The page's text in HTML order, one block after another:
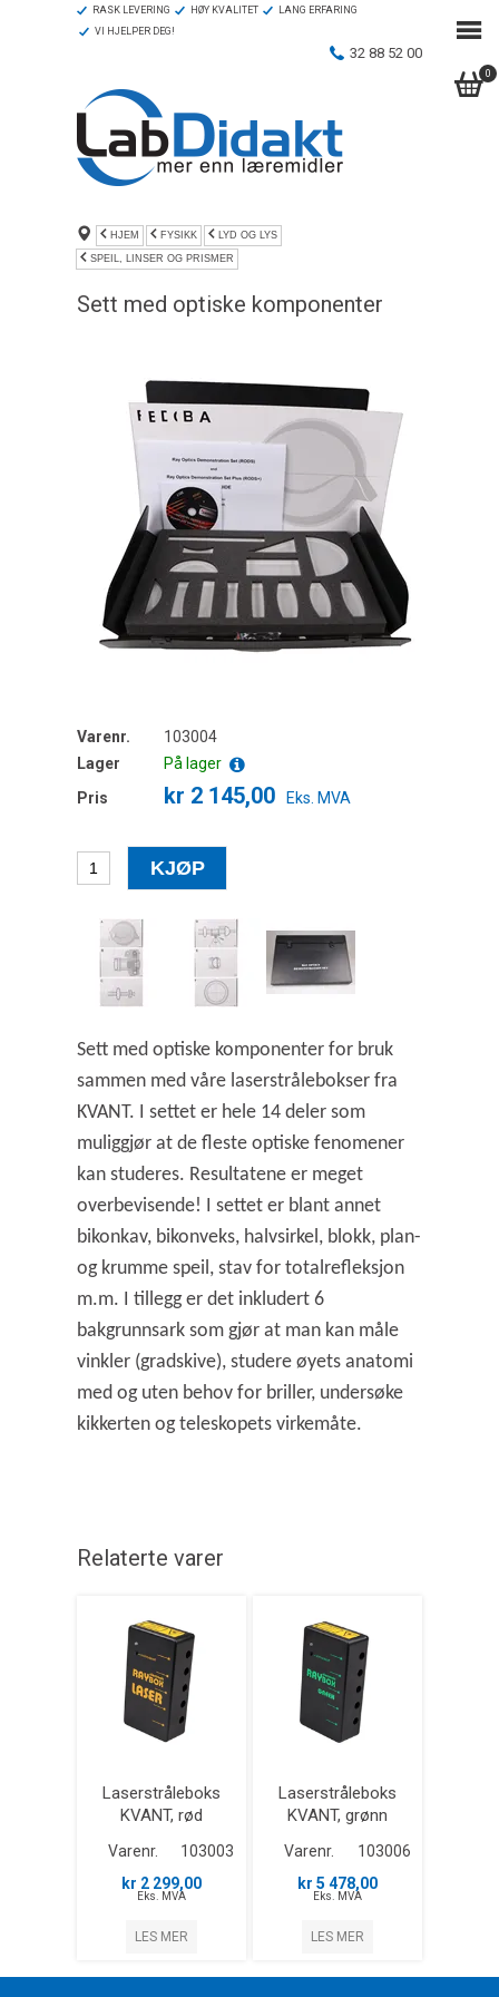
0
RASK LEVERING HØY KVALITET
LANG ERFARING
VI HJELPER DEG!
32 88 52 00
HJEM FYSIKK LYD OG LYS
SPEIL, LINSER OG PRISMER
Sett med optiske komponenter
Varenr.
103004
Lager
På lager
Pris
kr 2 145,00 Eks. MVA
Sett med optiske komponenter for bruk
sammen med våre laserstrålebokser fra
KVANT. I settet er hele 14 deler som
muliggjør at de fleste optiske fenomener
kan studeres. Resultatene er meget
overbevisende! I settet er blant annet
bikonkav, bikonveks, halvsirkel, blokk, plan-
og krumme speil, stav for totalrefleksjon
m.m. I tillegg er det inkludert 6
bakgrunnsark som gjør at man kan måle
vinkler (gradskive), studere øyets anatomi
med og uten behov for briller, undersøke
kikkerten og teleskopets virkemåte.
Relaterte varer
Laserstråleboks
KVANT, rød
Varenr.
103003
kr 2 299,00
Eks. MVA
LES MER
Laserstråleboks
KVANT, grønn
Varenr.
103006
kr 5 478,00
Eks. MVA
LES MER